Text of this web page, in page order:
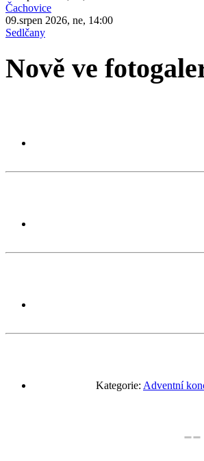
Čachovice
09.srpen 2026, ne, 14:00
Sedlčany
Nově ve
Kategorie: Adventní